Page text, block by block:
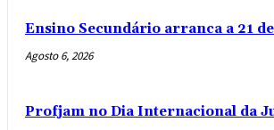
Ensino Secundário arranca a 21
Agosto 6, 2026
Profjam no Dia Internacional da